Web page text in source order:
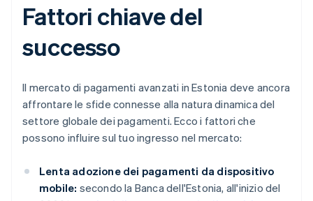
Fattori chiave del
successo
Il mercato di pagamenti avanzati in Estonia deve ancora
affrontare le sfide connesse alla natura dinamica del
settore globale dei pagamenti. Ecco i fattori che
possono influire sul tuo ingresso nel mercato:
Lenta adozione dei pagamenti da dispositivo
mobile: secondo la Banca dell'Estonia, all'inizio del